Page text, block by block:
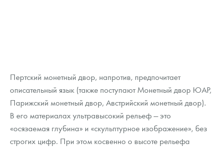
Пертский монетный двор, напротив, предпочитает
описательный язык (также поступают Монетный двор ЮАР,
Парижский монетный двор, Австрийский монетный двор).
В его материалах ультравысокий рельеф — это
«осязаемая глубина» и «скульптурное изображение», без
строгих цифр. При этом косвенно о высоте рельефа